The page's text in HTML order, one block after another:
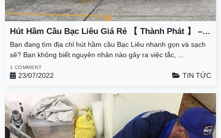
Hút Hầm Cầu Bạc Liêu Giá Rẻ 【 Thành Phát 】 –
Giảm 50% – BH 3 Năm
Bạn đang tìm địa chỉ hút hầm cầu Bạc Liêu nhanh gọn và sạch
sẽ? Bạn không biết nguyên nhân nào gây ra việc tắc, ...
1 COMMENT
23/07/2022 TIN TỨC